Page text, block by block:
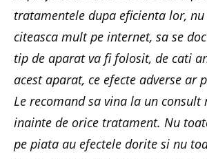
tratamentele dupa eficienta lor,
citeasca mult pe internet, sa se
tip de aparat va fi folosit, de cati
acest aparat, ce efecte adverse ar
Le recomand sa vina la un consult
inainte de orice tratament. Nu
pe piata au efectele dorite si nu